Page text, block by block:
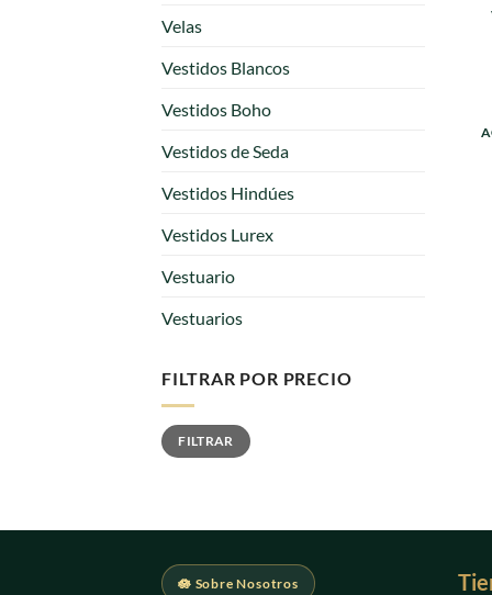
Velas
Vestidos Blancos
Vestidos Boho
Vestidos de Seda
Vestidos Hindúes
Vestidos Lurex
Vestuario
Vestuarios
FILTRAR POR PRECIO
Precio
mínimo
Precio
máximo
FILTRAR
🪷 Sobre Nosotros